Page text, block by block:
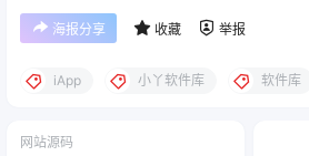
海报分享 收藏 举报
iApp 小丫软件库 软件库
网站源码